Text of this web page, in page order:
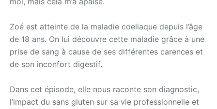
Zoé est atteinte de la maladie coeliaque depuis l’âge
de 18 ans. On lui découvre cette maladie grâce à une
prise de sang à cause de ses différentes carences et
de son inconfort digestif.
Dans cet épisode, elle nous raconte son diagnostic,
l’impact du sans gluten sur sa vie professionnelle et